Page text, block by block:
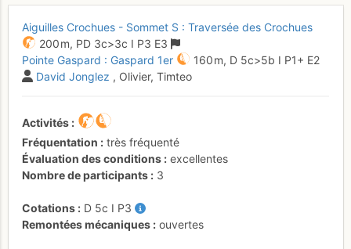
Aiguilles Crochues - Sommet S : Traversée des Crochues
200 m, PD 3c>3c I P3 E3
Pointe Gaspard : Gaspard 1er
160 m, D 5c>5b I P1+ E2
David Jonglez , Olivier, Timteo
Activités
Fréquentation
très fréquenté
Évaluation des conditions
excellentes
Nombre de participants
3
Cotations D 5c I P3
Remontées mécaniques
ouvertes